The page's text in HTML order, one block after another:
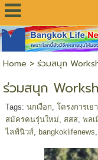
Home > ร่วมสนุก
ร่วมสนุก
Tags: นกเงือก โครงการเย
สมัครคนรุ่นใหม่
สสส, พลเ
ไลฟ์นิวส์, bangkoklifenews